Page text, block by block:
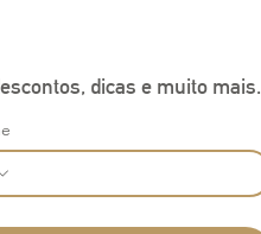
dicas e muito mais.